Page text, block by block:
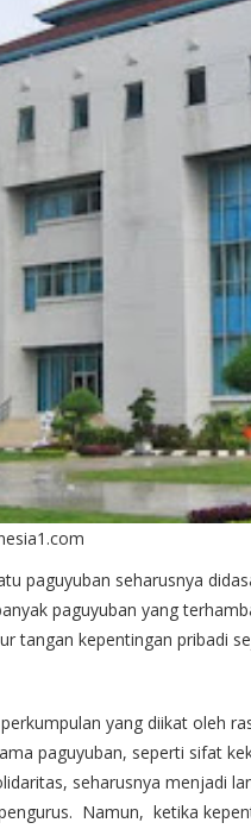
paguyuban seharusnya
paguyuban yang
tangan kepentingan pribadi
yang diikat oleh
paguyuban, seperti sifat
seharusnya menjadi
Namun, ketika